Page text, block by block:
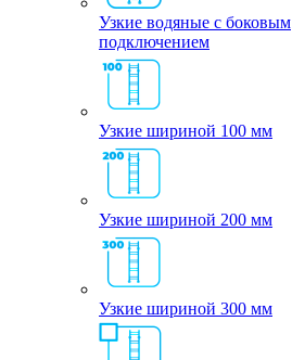
Узкие водяные с боковым
подключением
Узкие шириной 100 мм
Узкие шириной 200 мм
Узкие шириной 300 мм